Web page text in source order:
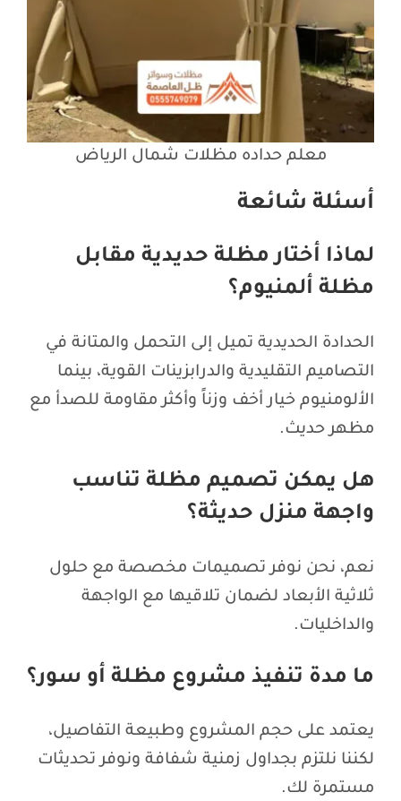
معلم حداده مظلات شمال الرياض
أسئلة شائعة
لماذا أختار مظلة حديدية مقابل
مظلة ألمنيوم؟
الحدادة الحديدية تميل إلى التحمل والمتانة في
التصاميم التقليدية والدرابزينات القوية، بينما
الألومنيوم خيار أخف وزناً وأكثر مقاومة للصدأ مع
مظهر حديث.
هل يمكن تصميم مظلة تناسب
واجهة منزل حديثة؟
نعم، نحن نوفر تصميمات مخصصة مع حلول
ثلاثية الأبعاد لضمان تلاقيها مع الواجهة
والداخليات.
ما مدة تنفيذ مشروع مظلة أو سور؟
يعتمد على حجم المشروع وطبيعة التفاصيل،
لكننا نلتزم بجداول زمنية شفافة ونوفر تحديثات
مستمرة لك.